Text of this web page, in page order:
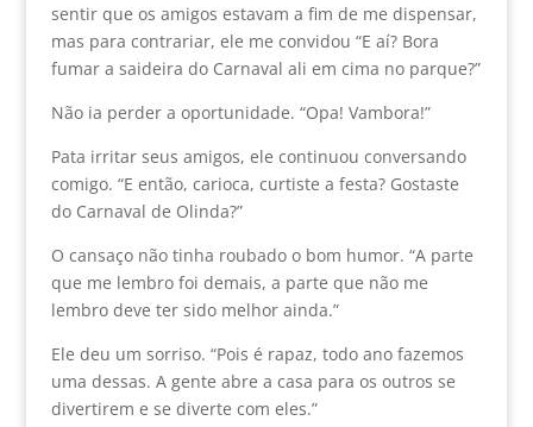
sentir que os amigos estavam a fim de me dispensar,
mas para contrariar, ele me convidou “E aí? Bora
fumar a saideira do Carnaval ali em cima no parque?”
Não ia perder a oportunidade. “Opa! Vambora!”
Pata irritar seus amigos, ele continuou conversando
comigo. “E então, carioca, curtiste a festa? Gostaste
do Carnaval de Olinda?”
O cansaço não tinha roubado o bom humor. “A parte
que me lembro foi demais, a parte que não me
lembro deve ter sido melhor ainda.”
Ele deu um sorriso. “Pois é rapaz, todo ano fazemos
uma dessas. A gente abre a casa para os outros se
divertirem e se diverte com eles.”